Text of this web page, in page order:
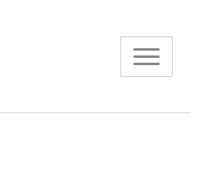
Toggle